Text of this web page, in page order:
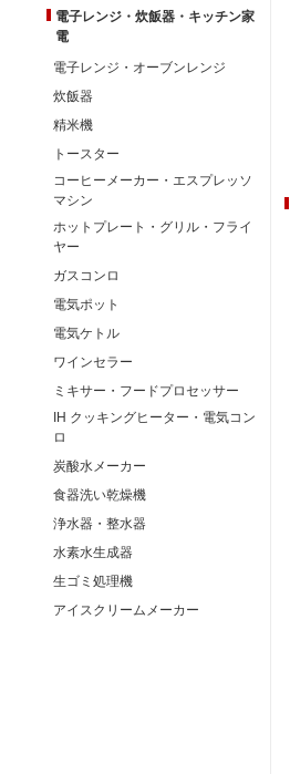
電子レンジ・炊飯器・キッチン家
電
電子レンジ・オーブンレンジ
炊飯器
精米機
トースター
コーヒーメーカー・エスプレッソ
マシン
ホットプレート・グリル・フライ
ヤー
ガスコンロ
電気ポット
電気ケトル
ワインセラー
ミキサー・フードプロセッサー
IH クッキングヒーター・電気コン
ロ
炭酸水メーカー
食器洗い乾燥機
浄水器・整水器
水素水生成器
生ゴミ処理機
アイスクリームメーカー